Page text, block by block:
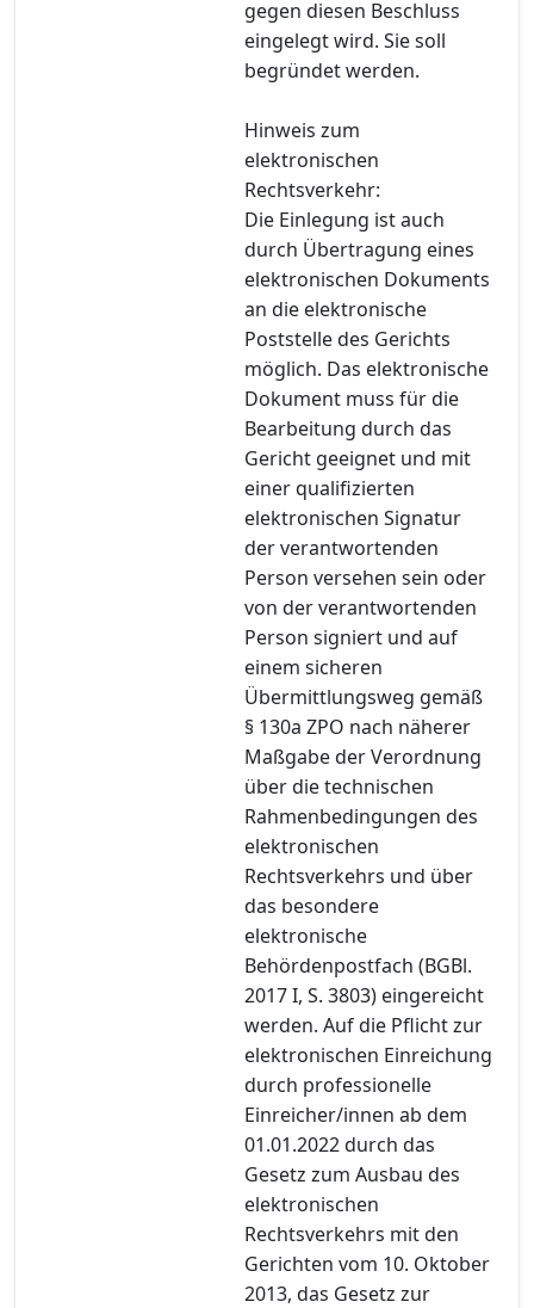
gegen diesen Beschluss
eingelegt wird. Sie soll
begründet werden.
Hinweis zum
elektronischen
Rechtsverkehr:
Die Einlegung ist auch
durch Übertragung eines
elektronischen Dokuments
an die elektronische
Poststelle des Gerichts
möglich. Das elektronische
Dokument muss für die
Bearbeitung durch das
Gericht geeignet und mit
einer qualifizierten
elektronischen Signatur
der verantwortenden
Person versehen sein oder
von der verantwortenden
Person signiert und auf
einem sicheren
Übermittlungsweg gemäß
§ 130a ZPO nach näherer
Maßgabe der Verordnung
über die technischen
Rahmenbedingungen des
elektronischen
Rechtsverkehrs und über
das besondere
elektronische
Behördenpostfach (BGBl.
2017 I, S. 3803) eingereicht
werden. Auf die Pflicht zur
elektronischen Einreichung
durch professionelle
Einreicher/innen ab dem
01.01.2022 durch das
Gesetz zum Ausbau des
elektronischen
Rechtsverkehrs mit den
Gerichten vom 10. Oktober
2013, das Gesetz zur